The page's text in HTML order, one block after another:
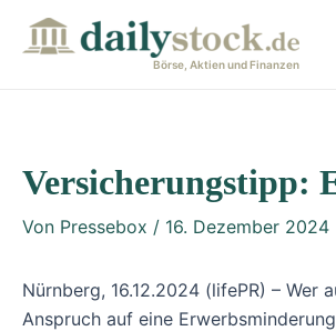
Inhalt
Börse, Aktien und Finanzen
Versicherungstipp:
Von Pressebox / 16. Dezember 2024
Nürnberg, 16.12.2024 (lifePR) –
Anspruch auf eine
navigation